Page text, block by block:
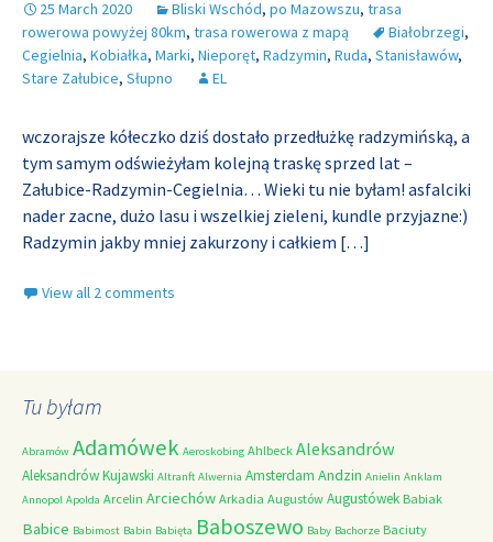
25 March 2020 Bliski Wschód, po Mazowszu, trasa
rowerowa powyżej 80km, trasa rowerowa z mapą Białobrzegi,
Cegielnia, Kobiałka, Marki, Nieporęt, Radzymin, Ruda, Stanisławów,
Stare Załubice, Słupno EL
wczorajsze kółeczko dziś dostało przedłużkę radzymińską, a
tym samym odświeżyłam kolejną traskę sprzed lat –
Załubice-Radzymin-Cegielnia… Wieki tu nie byłam! asfalciki
nader zacne, dużo lasu i wszelkiej zieleni, kundle przyjazne:)
Radzymin jakby mniej zakurzony i całkiem […]
View all 2 comments
Tu byłam
Abramów Adamówek Aeroskobing Ahlbeck Aleksandrów
Aleksandrów Kujawski Altranft Alwernia Amsterdam Andzin Anielin Anklam
Annopol Apolda Arcelin Arciechów Arkadia Augustów Augustówek Babiak
Babice Babimost Babin Babięta Baboszewo Baby Bachorze Baciuty